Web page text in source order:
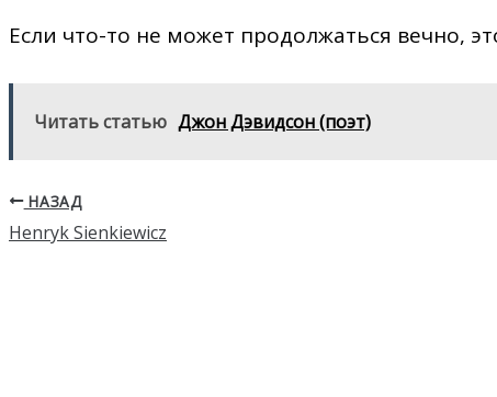
Если что-то не может продолжаться вечно,
Читать статью Джон Дэвидсон (поэт)
НАЗАД
Henryk Sienkiewicz